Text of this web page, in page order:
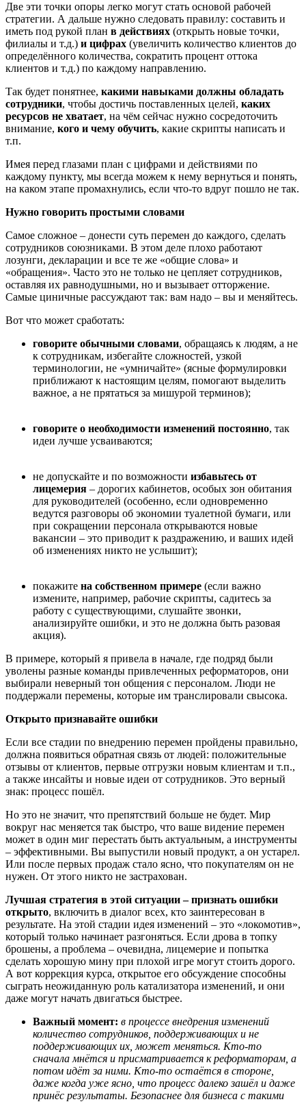
Две эти точки опоры легко могут стать основой рабочей
стратегии. А дальше нужно следовать правилу: составить и
иметь под рукой план в действиях (открыть новые точки,
филиалы и т.д.) и цифрах (увеличить количество клиентов до
определённого количества, сократить процент оттока
клиентов и т.д.) по каждому направлению.
Так будет понятнее, какими навыками должны обладать
сотрудники, чтобы достичь поставленных целей, каких
ресурсов не хватает, на чём сейчас нужно сосредоточить
внимание, кого и чему обучить, какие скрипты написать и
т.п.
Имея перед глазами план с цифрами и действиями по
каждому пункту, мы всегда можем к нему вернуться и понять,
на каком этапе промахнулись, если что-то вдруг пошло не так.
Нужно говорить простыми словами
Самое сложное – донести суть перемен до каждого, сделать
сотрудников союзниками. В этом деле плохо работают
лозунги, декларации и все те же «общие слова» и
«обращения». Часто это не только не цепляет сотрудников,
оставляя их равнодушными, но и вызывает отторжение.
Самые циничные рассуждают так: вам надо – вы и меняйтесь.
Вот что может сработать:
говорите обычными словами, обращаясь к людям, а не
к сотрудникам, избегайте сложностей, узкой
терминологии, не «умничайте» (ясные формулировки
приближают к настоящим целям, помогают выделить
важное, а не прятаться за мишурой терминов);
говорите о необходимости изменений постоянно, так
идеи лучше усваиваются;
не допускайте и по возможности избавьтесь от
лицемерия – дорогих кабинетов, особых зон обитания
для руководителей (особенно, если одновременно
ведутся разговоры об экономии туалетной бумаги, или
при сокращении персонала открываются новые
вакансии – это приводит к раздражению, и ваших идей
об изменениях никто не услышит);
покажите на собственном примере (если важно
измените, например, рабочие скрипты, садитесь за
работу с существующими, слушайте звонки,
анализируйте ошибки, и это не должна быть разовая
акция).
В примере, который я привела в начале, где подряд были
уволены разные команды привлеченных реформаторов, они
выбирали неверный тон общения с персоналом. Люди не
поддержали перемены, которые им транслировали свысока.
Открыто признавайте ошибки
Если все стадии по внедрению перемен пройдены правильно,
должна появиться обратная связь от людей: положительные
отзывы от клиентов, первые отгрузки новым клиентам и т.п.,
а также инсайты и новые идеи от сотрудников. Это верный
знак: процесс пошёл.
Но это не значит, что препятствий больше не будет. Мир
вокруг нас меняется так быстро, что ваше видение перемен
может в один миг перестать быть актуальным, а инструменты
– эффективными. Вы выпустили новый продукт, а он устарел.
Или после первых продаж стало ясно, что покупателям он не
нужен. От этого никто не застрахован.
Лучшая стратегия в этой ситуации – признать ошибки
открыто, включить в диалог всех, кто заинтересован в
результате. На этой стадии идея изменений – это «локомотив»,
который только начинает разгоняться. Если дрова в топку
брошены, а проблема – очевидна, лицемерие и попытка
сделать хорошую мину при плохой игре могут стоить дорого.
А вот коррекция курса, открытое его обсуждение способны
сыграть неожиданную роль катализатора изменений, и они
даже могут начать двигаться быстрее.
Важный момент: в процессе внедрения изменений
количество сотрудников, поддерживающих и не
поддерживающих их, может меняться. Кто-то
сначала мнётся и присматривается к реформаторам, а
потом идёт за ними. Кто-то остаётся в стороне,
даже когда уже ясно, что процесс далеко зашёл и даже
принёс результаты. Безопаснее для бизнеса с такими